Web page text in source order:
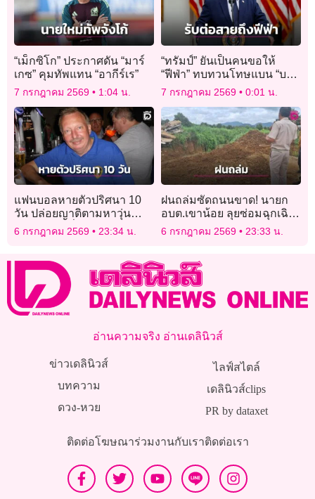
“เม็กซิโก” ประกาศดัน “มาร์
เกซ” คุมทัพแทน “อากีร์เร”
7 กรกฎาคม 2569 1:04 น.
“ทรัมป์” ยันเป็นคนขอให้
“ฟีฟ่า” ทบทวนโทษแบน “บา
โลกุน”
7 กรกฎาคม 2569 0:01 น.
แฟนบอลหายตัวปริศนา 10
วัน ปล่อยญาติตามหาวุ่น
ขณะเจ้าตัวนั่งเชียร์บอลโลก
สบายใจเฉิบ
6 กรกฎาคม 2569 23:34 น.
ฝนถล่มซัดถนนขาด! นายก
อบต.เขาน้อย ลุยซ่อมฉุกเฉิน
ชาวบ้านคาใจถนนส่อไม่ได้
มาตรฐาน
6 กรกฎาคม 2569 23:33 น.
อ่านความจริง อ่านเดลินิวส์
ข่าวเดลินิวส์
บทความ
ดวง-หวย
ไลฟ์สไตล์
เดลินิวส์clips
PR by dataxet
ติดต่อโฆษณาร่วมงานกับเราติดต่อเรา